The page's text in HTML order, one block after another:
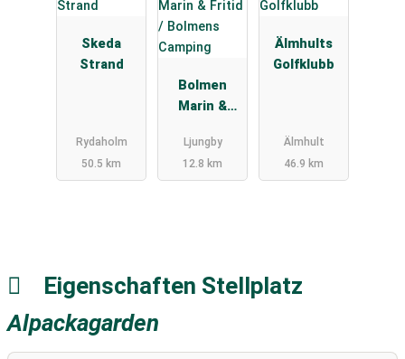
Skeda
Strand
Rydaholm
50.5 km
Bolmen
Marin &
Bolmens
Camping
Ljungby
12.8 km
Älmhults
Golfklubb
Älmhult
46.9 km
Eigenschaften Stellplatz
Alpackagarden